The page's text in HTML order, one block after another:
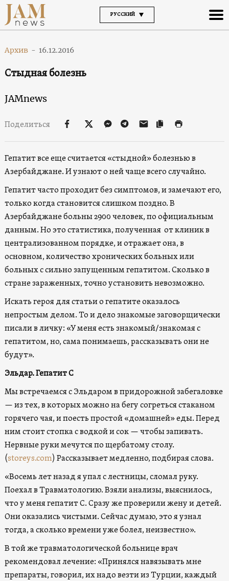
РУССКИЙ
Архив - 16.12.2016
Стыдная болезнь
JAMnews
Поделиться
Гепатит все еще считается «стыдной» болезнью в
Азербайджане. И узнают о ней чаще всего случайно.
Гепатит часто проходит без симптомов, и замечают его,
только когда становится слишком поздно. В
Азербайджане больны 2900 человек, по официальным
данным. Но это статистика, полученная от клиник в
централизованном порядке, и отражает она, в
основном, количество хронических больных или
больных с сильно запущенным гепатитом. Сколько в
стране зараженных, точно установить невозможно.
Искать героя для статьи о гепатите оказалось
непростым делом. То и дело знакомые заговорщически
писали в личку: «У меня есть знакомый/знакомая с
гепатитом, но, сама понимаешь, рассказывать они не
будут».
Эльдар. Гепатит С
Мы встречаемся с Эльдаром в придорожной забегаловке
— из тех, в которых можно на бегу согреться стаканом
горячего чая, и поесть простой «домашней» еды. Перед
ним стоит стопка с водкой и сок — чтобы запивать.
Нервные руки мечутся по щербатому столу.
(storeys.com) Рассказывает медленно, подбирая слова.
«Восемь лет назад я упал с лестницы, сломал руку.
Поехал в Травматологию. Взяли анализы, выяснилось,
что у меня гепатит С. Сразу же проверили жену и детей.
Они оказались чистыми. Сейчас думаю, это я узнал
тогда, а сколько времени уже болел, неизвестно».
В той же травматологической больнице врач
рекомендовал лечение: «Принялся навязывать мне
препараты, говорил, их надо везти из Турции, каждый